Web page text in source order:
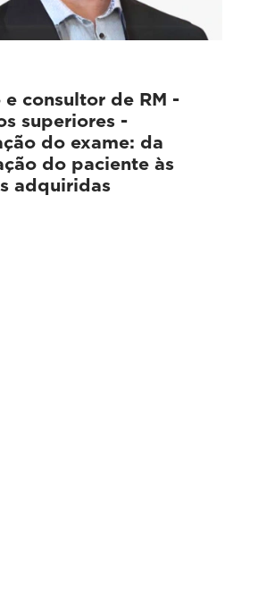
e consultor de RM -
superiores -
do exame: da
do paciente às
adquiridas